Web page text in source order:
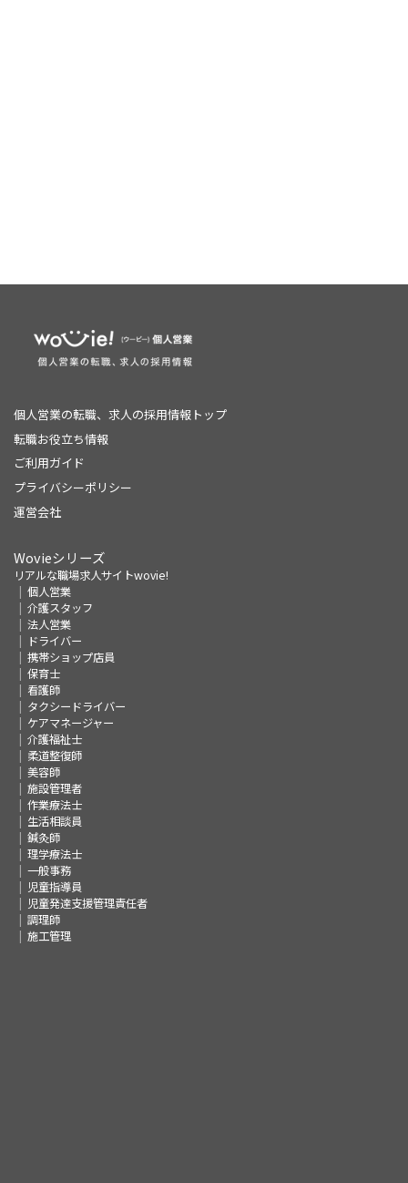
個人営業の転職、求人の採用情報トップ
転職お役立ち情報
ご利用ガイド
プライバシーポリシー
運営会社
Wovieシリーズ
リアルな職場求人サイトwovie!
個人営業
介護スタッフ
法人営業
ドライバー
携帯ショップ店員
保育士
看護師
タクシードライバー
ケアマネージャー
介護福祉士
柔道整復師
美容師
施設管理者
作業療法士
生活相談員
鍼灸師
理学療法士
一般事務
児童指導員
児童発達支援管理責任者
調理師
施工管理